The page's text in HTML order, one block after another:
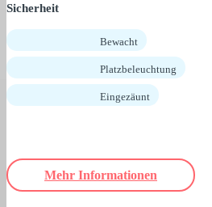
Sicherheit
Bewacht
Platzbeleuchtung
Eingezäunt
Mehr Informationen